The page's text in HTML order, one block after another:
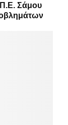
Σάμου